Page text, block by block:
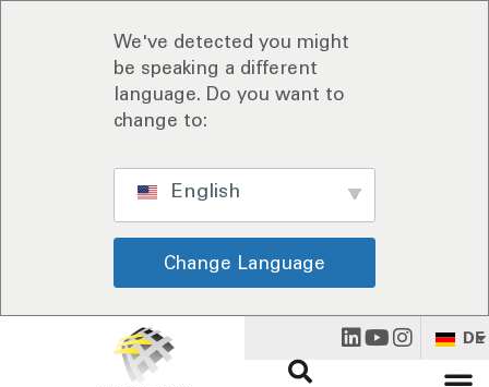
We've detected you might
be speaking a different
language. Do you want to
change to:
English
Change Language
DE